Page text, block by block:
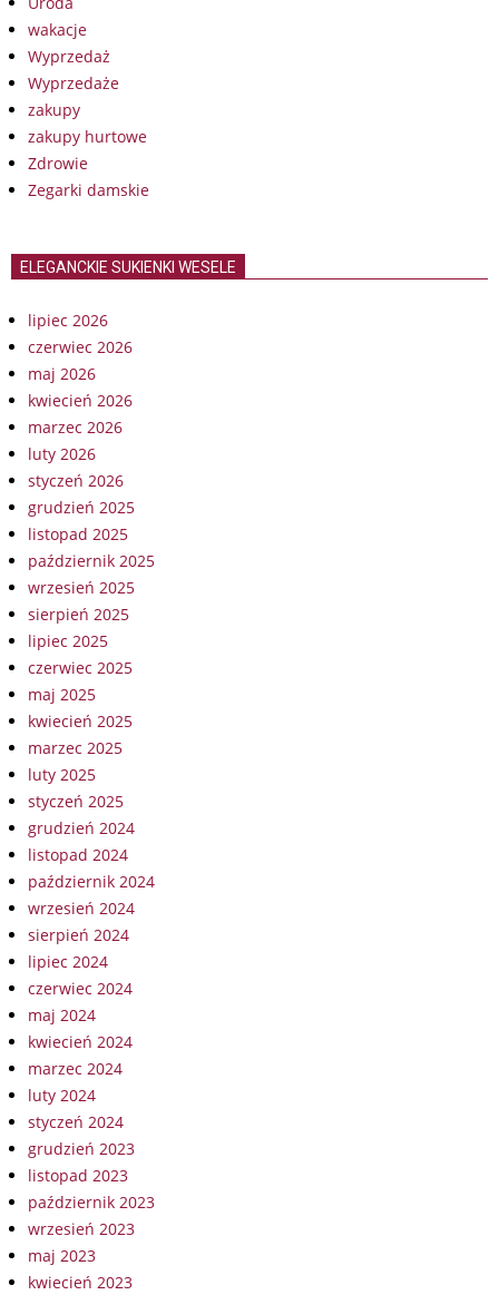
wakacje
Wyprzedaż
Wyprzedaże
zakupy
zakupy hurtowe
Zdrowie
Zegarki damskie
ELEGANCKIE SUKIENKI WESELE
lipiec 2026
czerwiec 2026
maj 2026
kwiecień 2026
marzec 2026
luty 2026
styczeń 2026
grudzień 2025
listopad 2025
październik 2025
wrzesień 2025
sierpień 2025
lipiec 2025
czerwiec 2025
maj 2025
kwiecień 2025
marzec 2025
luty 2025
styczeń 2025
grudzień 2024
listopad 2024
październik 2024
wrzesień 2024
sierpień 2024
lipiec 2024
czerwiec 2024
maj 2024
kwiecień 2024
marzec 2024
luty 2024
styczeń 2024
grudzień 2023
listopad 2023
październik 2023
wrzesień 2023
maj 2023
kwiecień 2023